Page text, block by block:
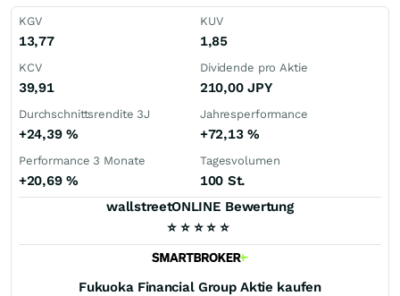
KGV
13,77
KUV
1,85
KCV
39,91
Dividende pro Aktie
210,00 JPY
Durchschnittsrendite 3J
+24,39 %
Jahresperformance
+72,13 %
Performance 3 Monate
+20,69 %
Tagesvolumen
100 St.
wallstreetONLINE Bewertung
⭐ ⭐ ⭐ ⭐ ⭐
Fukuoka Financial Group Aktie kaufen